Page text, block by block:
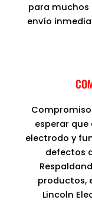
para muchos
envío
esperar
electrodo y
defectos
productos,
Lincoln